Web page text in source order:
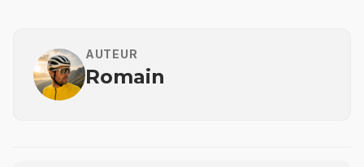
AUTEUR
Romain